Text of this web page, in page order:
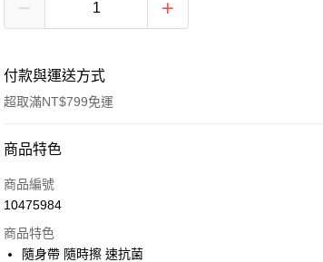
付款與運送方式
超取滿NT$799免運
付款方式
信用卡一次付款
LINE Pay
商品特色
商品編號
10475984
商品特色
隨身帶 隨時擦 速抗菌